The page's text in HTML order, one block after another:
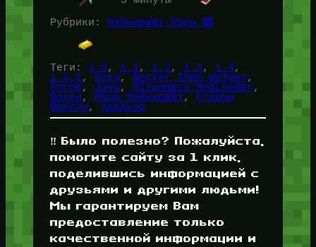
Рубрики: Майнкрафт Моды 🟩
Теги: 1.0, 1.1, 1.2, 1.3, 1.4
1.5.2, beta, Better Than Wolves
Forge, Java, Risugamis ModLoader
Волки, Моды Майнкрафт, Старые
Версии, Хардкор
‼️ Было полезно? Пожалуйста,
помогите сайту за 1 клик,
поделившись информацией с
друзьями и другими людьми!
Мы гарантируем Вам
предоставление только
качественной информации и